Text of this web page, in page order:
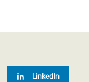
LinkedIn